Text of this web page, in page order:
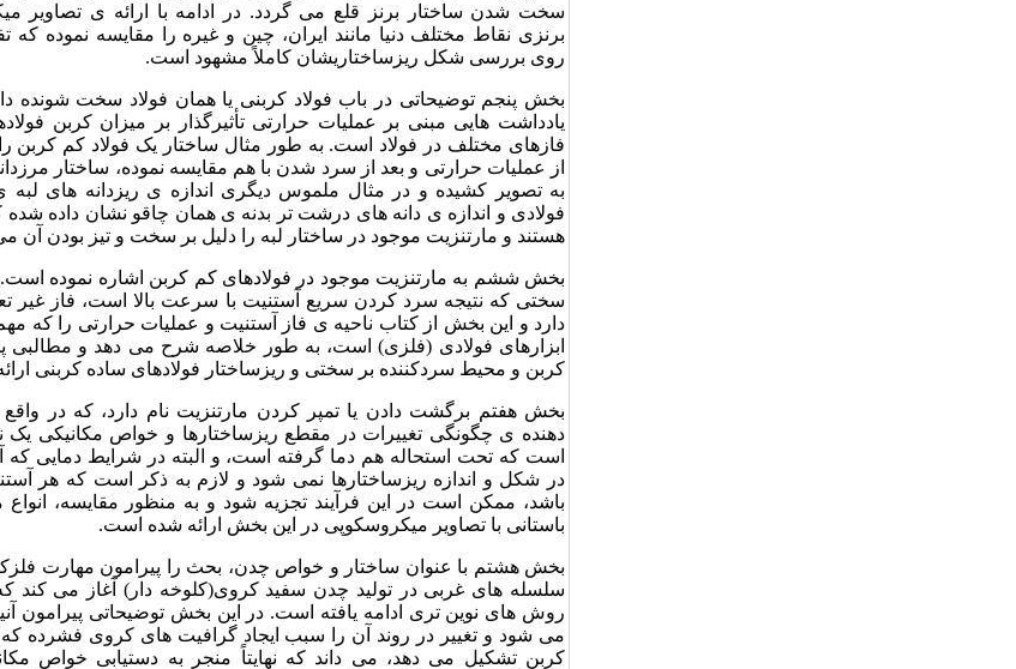
سخت شدن ساختار برنز قلع می گردد. در ادامه با ارائه ی تصاویر
برنزی نقاط مختلف دنیا مانند ایران، چین و غیره را مقایسه نموده که
روی بررسی شکل ریزساختاریشان کاملاً مشهود است.
بخش پنجم توضیحاتی در باب فولاد کربنی یا همان فولاد سخت شونده
یادداشت هایی مبنی بر عملیات حرارتی تأثیرگذار بر میزان کربن
فازهای مختلف در فولاد است. به طور مثال ساختار یک فولاد کم کربن را
از عملیات حرارتی و بعد از سرد شدن با هم مقایسه نموده، ساختار مرزدانه
به تصویر کشیده و در مثال ملموس دیگری اندازه ی ریزدانه های
فولادی و اندازه ی دانه های درشت تر بدنه ی همان چاقو نشان داده شده
هستند و مارتنزیت موجود در ساختار لبه را دلیل بر سخت و تیز بودن آن
بخش ششم به مارتنزیت موجود در فولادهای کم کربن اشاره نموده است.
سختی که نتیجه سرد کردن سریع آستنیت با سرعت بالا است، فاز غیر
دارد و این بخش از کتاب ناحیه ی فاز آستنیت و عملیات حرارتی را که
ابزارهای فولادی (فلزی) است، به طور خلاصه شرح می دهد و مطالبی
کربن و محیط سردکننده بر سختی و ریزساختار فولادهای ساده کربنی
بخش هفتم برگشت دادن یا تمپر کردن مارتنزیت نام دارد، که در
دهنده ی چگونگی تغییرات در مقطع ریزساختارها و خواص مکانیکی یک
است که تحت استحاله هم دما گرفته است، و البته در شرایط دمایی که
در شکل و اندازه ریزساختارها نمی شود و لازم به ذکر است که هر
باشد، ممکن است در این فرآیند تجزیه شود و به منظور مقایسه، انواع
باستانی با تصاویر میکروسکوپی در این بخش ارائه شده است.
بخش هشتم با عنوان ساختار و خواص چدن، بحث را پیرامون مهارت
سلسله های غربی در تولید چدن سفید کروی(کلوخه دار) آغاز می کند که
روش های نوین تری ادامه یافته است. در این بخش توضیحاتی پیرامون
می شود و تغییر در روند آن را سبب ایجاد گرافیت های کروی فشرده که
کربن تشکیل می دهد، می داند که نهایتاً منجر به دستیابی خواص